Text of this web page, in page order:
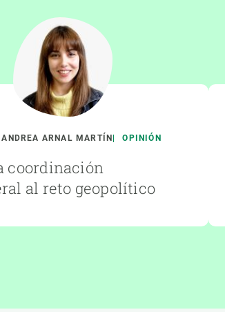
ANDREA ARNAL MARTÍN OPINIÓN
coordinación
al reto geopolítico